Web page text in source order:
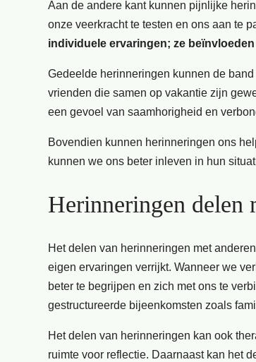
Aan de andere kant kunnen pijnlijke
onze veerkracht te testen en ons aan te
individuele ervaringen; ze
Gedeelde herinneringen kunnen de
vrienden die samen op vakantie zijn
een gevoel van saamhorigheid en
Bovendien kunnen herinneringen ons
kunnen we ons beter inleven in hun
Herinneringen delen
Het delen van herinneringen met
eigen ervaringen verrijkt. Wanneer we
beter te begrijpen en zich met ons te
gestructureerde bijeenkomsten zoals
Het delen van herinneringen kan ook
ruimte voor reflectie. Daarnaast kan het